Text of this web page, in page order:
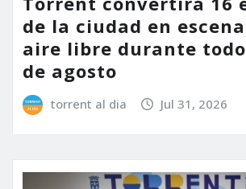
de la ciudad en
aire libre durante
de agosto
torrent al dia Jul 31, 2026